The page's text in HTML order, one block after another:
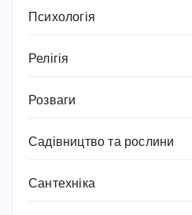
Психологія
Релігія
Розваги
Садівництво та рослини
Сантехніка